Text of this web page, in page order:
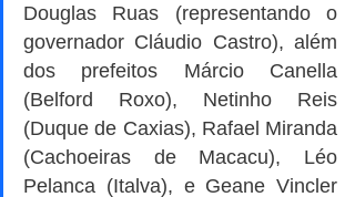
Douglas Ruas (representando o
governador Cláudio Castro), além
dos prefeitos Márcio Canella
(Belford Roxo), Netinho Reis
(Duque de Caxias), Rafael Miranda
(Cachoeiras de Macacu), Léo
Pelanca (Italva), e Geane Vincler